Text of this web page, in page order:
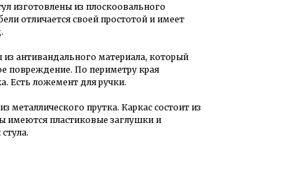
изготовлены из плоскоовального
отличается своей простотой и имеет
антивандального материала, который
повреждение. По периметру края
Есть ложемент для ручки.
прутка. Каркас состоит из
имеются пластиковые заглушки и